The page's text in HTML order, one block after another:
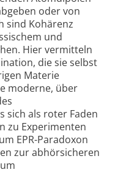
oder von
sind Kohärenz
und
Hier vermitteln
die sie selbst
Materie
moderne, über
sich als roter Faden
zu Experimenten
EPR-Paradoxon
zur abhörsicheren